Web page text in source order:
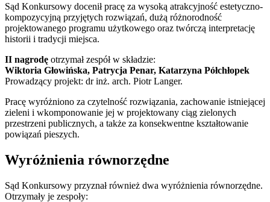
Sąd Konkursowy docenił pracę za wysoką atrakcyjność estetyczno-
kompozycyjną przyjętych rozwiązań, dużą różnorodność
projektowanego programu użytkowego oraz twórczą interpretację
historii i tradycji miejsca.
II nagrodę otrzymał zespół w składzie:
Wiktoria Głowińska, Patrycja Penar, Katarzyna Półchłopek
Prowadzący projekt: dr inż. arch. Piotr Langer.
Pracę wyróżniono za czytelność rozwiązania, zachowanie istniejącej
zieleni i wkomponowanie jej w projektowany ciąg zielonych
przestrzeni publicznych, a także za konsekwentne kształtowanie
powiązań pieszych.
Wyróżnienia równorzędne
Sąd Konkursowy przyznał również dwa wyróżnienia równorzędne.
Otrzymały je zespoły: